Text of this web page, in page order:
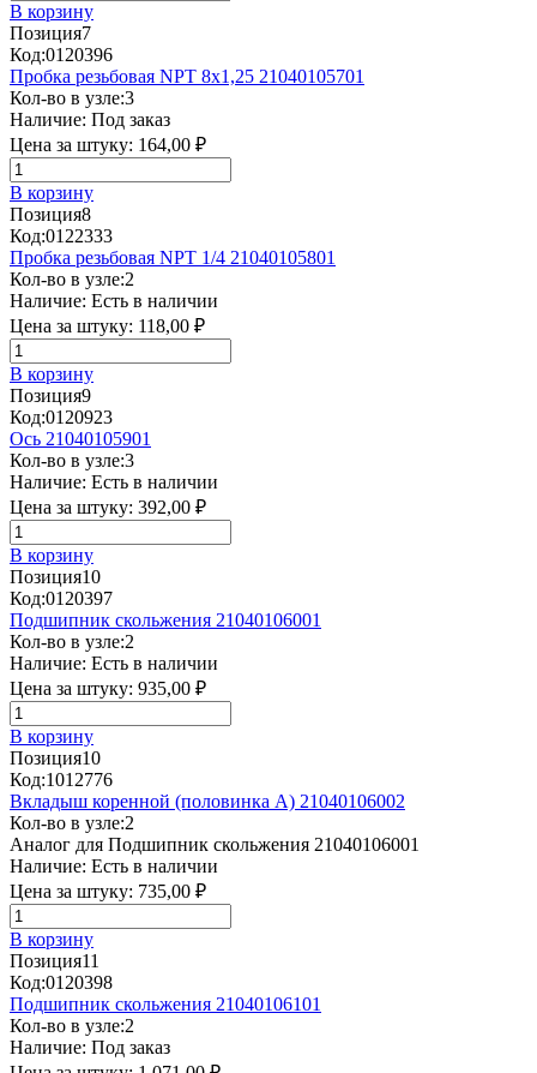
В корзину
Позиция7
Код:0120396
Пробка резьбовая NPT 8х1,25 21040105701
Кол-во в узле:3
Наличие: Под заказ
Цена за штуку: 164,00 ₽
В корзину
Позиция8
Код:0122333
Пробка резьбовая NPT 1/4 21040105801
Кол-во в узле:2
Наличие: Есть в наличии
Цена за штуку: 118,00 ₽
В корзину
Позиция9
Код:0120923
Ось 21040105901
Кол-во в узле:3
Наличие: Есть в наличии
Цена за штуку: 392,00 ₽
В корзину
Позиция10
Код:0120397
Подшипник скольжения 21040106001
Кол-во в узле:2
Наличие: Есть в наличии
Цена за штуку: 935,00 ₽
В корзину
Позиция10
Код:1012776
Вкладыш коренной (половинка A) 21040106002
Кол-во в узле:2
Аналог для Подшипник скольжения 21040106001
Наличие: Есть в наличии
Цена за штуку: 735,00 ₽
В корзину
Позиция11
Код:0120398
Подшипник скольжения 21040106101
Кол-во в узле:2
Наличие: Под заказ